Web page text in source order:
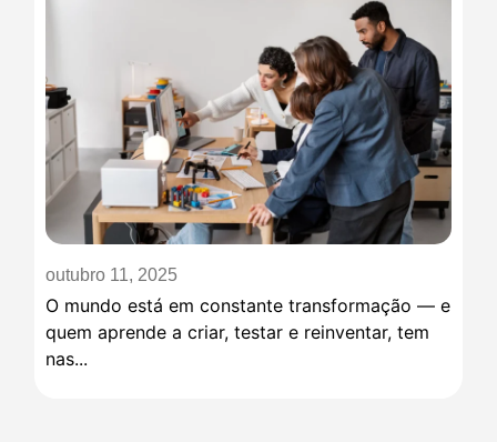
outubro 11, 2025
O mundo está em constante transformação — e
quem aprende a criar, testar e reinventar, tem
nas...